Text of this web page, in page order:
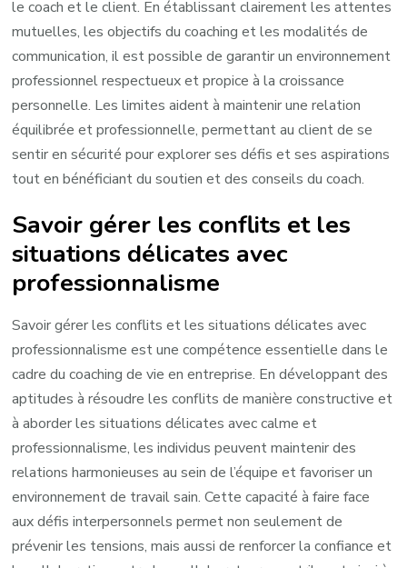
le coach et le client. En établissant clairement les attentes
mutuelles, les objectifs du coaching et les modalités de
communication, il est possible de garantir un environnement
professionnel respectueux et propice à la croissance
personnelle. Les limites aident à maintenir une relation
équilibrée et professionnelle, permettant au client de se
sentir en sécurité pour explorer ses défis et ses aspirations
tout en bénéficiant du soutien et des conseils du coach.
Savoir gérer les conflits et les
situations délicates avec
professionnalisme
Savoir gérer les conflits et les situations délicates avec
professionnalisme est une compétence essentielle dans le
cadre du coaching de vie en entreprise. En développant des
aptitudes à résoudre les conflits de manière constructive et
à aborder les situations délicates avec calme et
professionnalisme, les individus peuvent maintenir des
relations harmonieuses au sein de l’équipe et favoriser un
environnement de travail sain. Cette capacité à faire face
aux défis interpersonnels permet non seulement de
prévenir les tensions, mais aussi de renforcer la confiance et